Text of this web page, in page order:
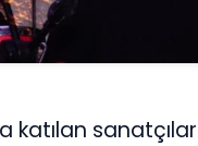
katılan